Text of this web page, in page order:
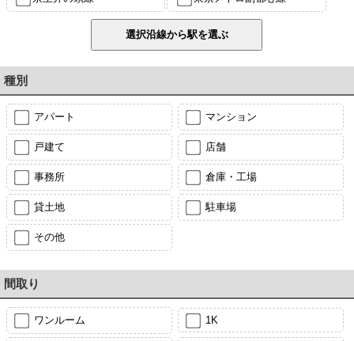
種別
アパート マンション
戸建て 店舗
事務所 倉庫・工場
貸土地 駐車場
その他
間取り
ワンルーム 1K